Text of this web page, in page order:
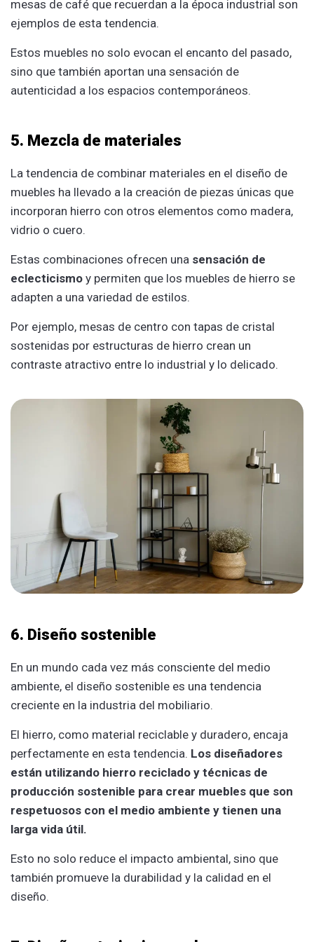
mesas de café que recuerdan a la época industrial son
ejemplos de esta tendencia.
Estos muebles no solo evocan el encanto del pasado,
sino que también aportan una sensación de
autenticidad a los espacios contemporáneos.
5. Mezcla de materiales
La tendencia de combinar materiales en el diseño de
muebles ha llevado a la creación de piezas únicas que
incorporan hierro con otros elementos como madera,
vidrio o cuero.
Estas combinaciones ofrecen una sensación de
eclecticismo y permiten que los muebles de hierro se
adapten a una variedad de estilos.
Por ejemplo, mesas de centro con tapas de cristal
sostenidas por estructuras de hierro crean un
contraste atractivo entre lo industrial y lo delicado.
6. Diseño sostenible
En un mundo cada vez más consciente del medio
ambiente, el diseño sostenible es una tendencia
creciente en la industria del mobiliario.
El hierro, como material reciclable y duradero, encaja
perfectamente en esta tendencia. Los diseñadores
están utilizando hierro reciclado y técnicas de
producción sostenible para crear muebles que son
respetuosos con el medio ambiente y tienen una
larga vida útil.
Esto no solo reduce el impacto ambiental, sino que
también promueve la durabilidad y la calidad en el
diseño.